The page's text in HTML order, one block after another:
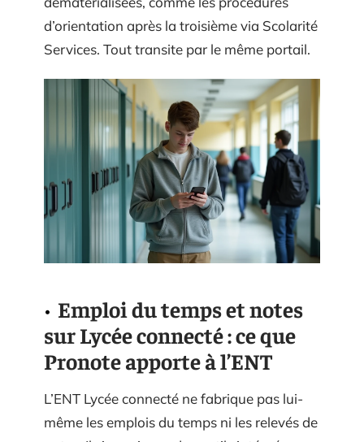
d’orientation après la troisième via Scolarité
Services. Tout transite par le même portail.
Emploi du temps et notes
sur Lycée connecté : ce que
Pronote apporte à l’ENT
L’ENT Lycée connecté ne fabrique pas lui-
même les emplois du temps ni les relevés de